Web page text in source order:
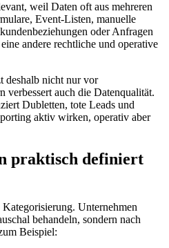
weil Daten oft aus mehreren
Event-Listen, manuelle
oder Anfragen
andere rechtliche und operative
deshalb nicht nur vor
verbessert auch die Datenqualität.
Dubletten, tote Leads und
aktiv wirken, operativ aber
praktisch definiert
Unternehmen
behandeln, sondern nach
Beispiel: